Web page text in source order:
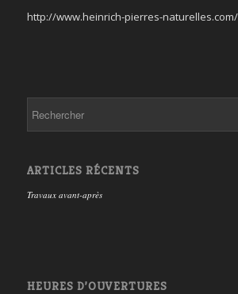
http://www.heinrich-pierres-naturelles.com/
ARTICLES RÉCENTS
Travaux avant-après
HEURES D’OUVERTURES